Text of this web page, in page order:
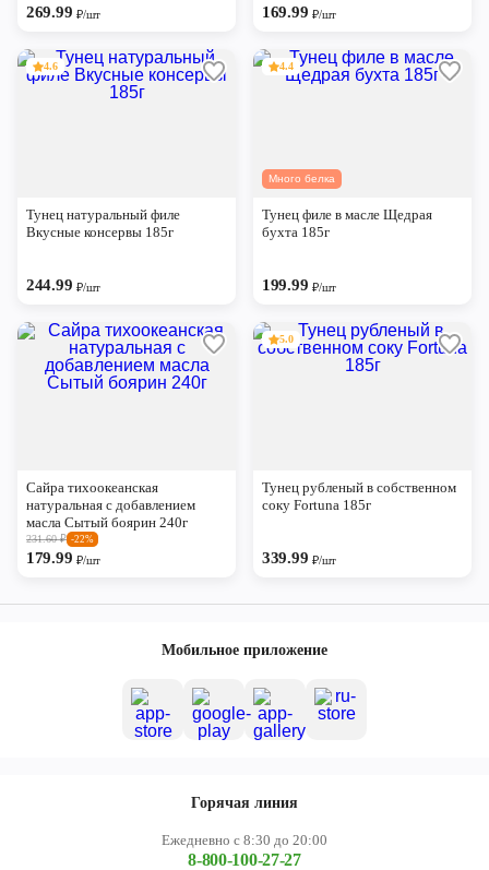
269.99 ₽/шт 169.99 ₽/шт
4.6
Тунец натуральный филе
Вкусные консервы 185г
244.99 ₽/шт
Много белка
4.4
Тунец филе в масле Щедрая
бухта 185г
199.99 ₽/шт
Сайра тихоокеанская
натуральная с добавлением
масла Сытый боярин 240г
231.60₽ -22%
179.99 ₽/шт
5.0
Тунец рубленый в собственном
соку Fortuna 185г
339.99 ₽/шт
Мобильное приложение
Горячая линия
Ежедневно с 8:30 до 20:00
8-800-100-27-27